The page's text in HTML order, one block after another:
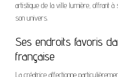
artistique de la ville lumière, offrant
son univers.
Ses endroits favoris
française
La créatrice affectionne